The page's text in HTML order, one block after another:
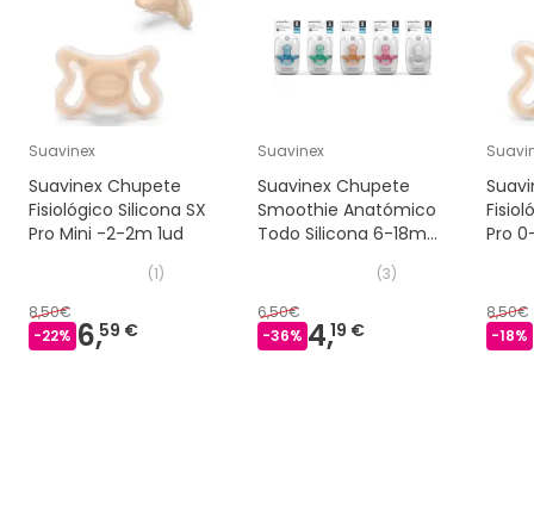
Suavinex
Suavinex Chupete
Fisiológico Silicona SX
Pro Mini -2-2m 1ud
(1)
8,50€
-22% 6,59 €
Suavinex
Suavinex Chupete
Smoothie Anatómico
Todo Silicona 6-18m
(3)
6,50€
-36% 4,19 €
Pro
8,50€
-18%